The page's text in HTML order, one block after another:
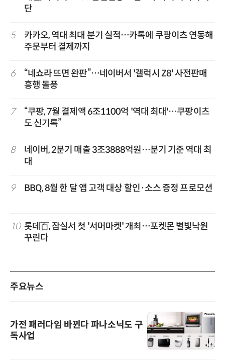
단
5
카카오, 역대 최대 분기 실적…카톡에 쿠팡이츠 연동해
주문부터 결제까지
6
“네쇼라 뜨면 완판”…네이버서 '갤럭시 Z8' 사전판매
흥행 돌풍
7
“쿠팡, 7월 결제액 6조1100억 '역대 최대'…쿠팡이츠
도 신기록”
8
네이버, 2분기 매출 3조3888억원…분기 기준 역대 최
대
9 BBQ, 8월 한 달 앱 고객 대상 할인·소스 증정 프로모션
10 롯데百, 잠실서 첫 '서머마켓' 개최…포켓몬 별빛낙원
꾸린다
주요뉴스
가전 패러다임 바뀐다 파나소닉도 구
독사업